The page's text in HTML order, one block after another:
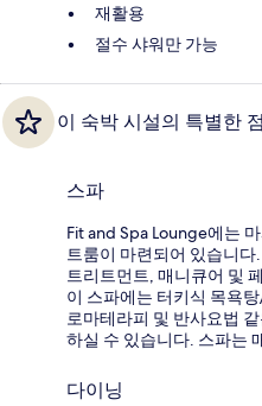
재활용
절수 샤워만 가능
이 숙박 시설의 특별한 점
스파
Fit and Spa Lounge에는
트룸이 마련되어 있습니
트리트먼트, 매니큐어 및
이 스파에는 터키식 목욕
로마테라피 및 반사요법
하실 수 있습니다. 스파는
다이닝